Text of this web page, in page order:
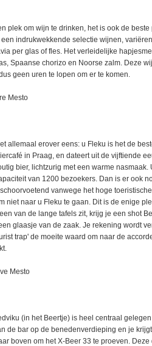
plek om wijn te drinken, het is ook de beste
indrukwekkende selectie wijnen,
per glas of fles. Het verleidelijke
Spaanse chorizo en Noorse zalm. Deze
geen uren te lopen om er te komen.
Mesto
allemaal erover eens: u Fleku is het de
in Praag, en dateert uit de vijftiende
bier, lichtzurig met een warme nasmaak.
van 1200 bezoekers. Dan is er ook
vanwege het hoge
niet naar u Fleku te gaan. Dit is de enige
van de lange tafels zit, krijg je een shot
glaasje van de zaak. Je rekening wordt
trap' de moeite waard om naar de
Mesto
(in het Beertje) is heel centraal
de bar op de benedenverdieping en je
boven om het X-Beer 33 te proeven. Deze